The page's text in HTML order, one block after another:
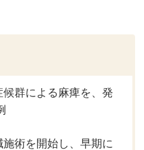
群による麻痺を、発
術を開始し、早期に